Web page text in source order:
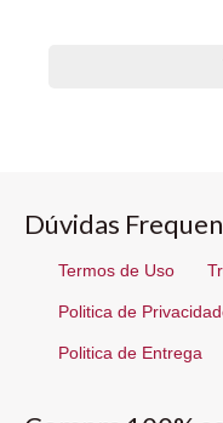
Dúvidas
Termos de Uso
Politica de
Politica de Entrega